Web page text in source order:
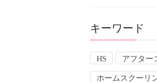
キーワード
HS アフター
ホームスクーリ